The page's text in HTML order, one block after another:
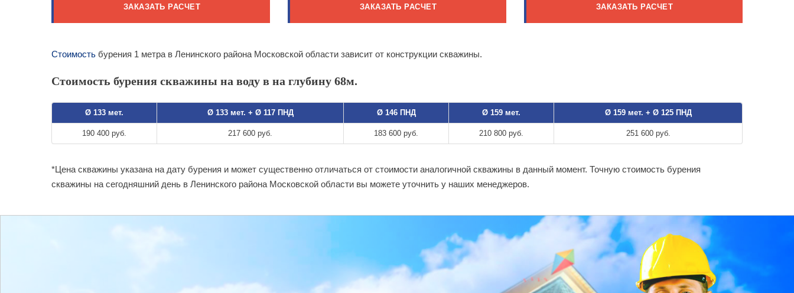
ЗАКАЗАТЬ РАСЧЕТ ЗАКАЗАТЬ РАСЧЕТ ЗАКАЗАТЬ РАСЧЕТ
Стоимость бурения 1 метра в Ленинского района Московской области зависит от конструкции скважины.
Стоимость бурения скважины на воду в на глубину 68м.
Ø 133 мет. Ø 133 мет. + Ø 117 ПНД Ø 146 ПНД Ø 159 мет. Ø 159 мет. + Ø 125 ПНД
190 400 руб. 217 600 руб. 183 600 руб. 210 800 руб. 251 600 руб.
*Цена скважины указана на дату бурения и может существенно отличаться от стоимости аналогичной скважины в данный момент. Точную стоимость бурения
скважины на сегодняшний день в Ленинского района Московской области вы можете уточнить у наших менеджеров.